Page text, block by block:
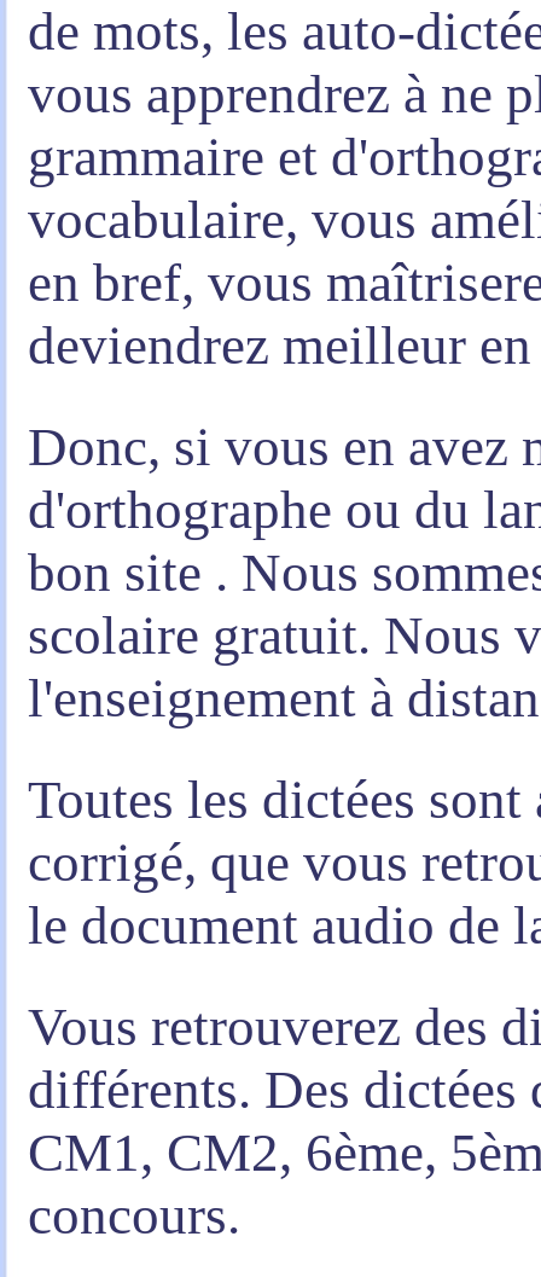
de mots, les auto-
vous apprendrez à ne
grammaire et
vocabulaire, vous
en bref, vous
deviendrez meilleur
Donc, si vous en avez
d'orthographe ou du
bon site . Nous
scolaire gratuit. Nous
l'enseignement à
Toutes les dictées
corrigé, que vous
le document audio de
Vous retrouverez des
différents. Des dictées
CM1, CM2, 6ème,
concours.